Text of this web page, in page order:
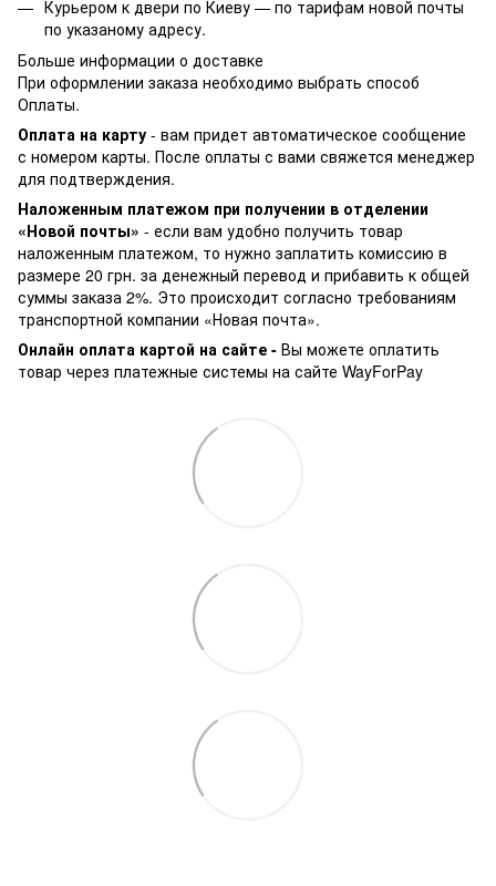
Курьером к двери по Киеву — по тарифам новой почты
по указаному адресу.
Больше информации о доставке
При оформлении заказа необходимо выбрать способ
Оплаты.
Оплата на карту - вам придет автоматическое сообщение
с номером карты. После оплаты с вами свяжется менеджер
для подтверждения.
Наложенным платежом при получении в отделении
«Новой почты» - если вам удобно получить товар
наложенным платежом, то нужно заплатить комиссию в
размере 20 грн. за денежный перевод и прибавить к общей
суммы заказа 2%. Это происходит согласно требованиям
транспортной компании «Новая почта».
Онлайн оплата картой на сайте - Вы можете оплатить
товар через платежные системы на сайте WayForPay